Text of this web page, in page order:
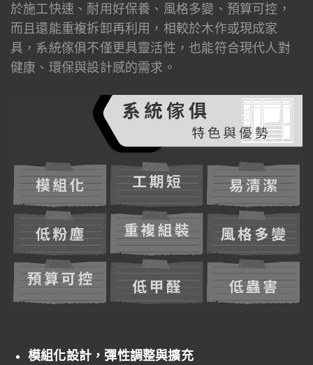
於施工快速、耐用好保養、風格多變、預算可控，
而且還能重複拆卸再利用，相較於木作或現成家
具，系統傢俱不僅更具靈活性，也能符合現代人對
健康、環保與設計感的需求。
模組化設計，彈性調整與擴充